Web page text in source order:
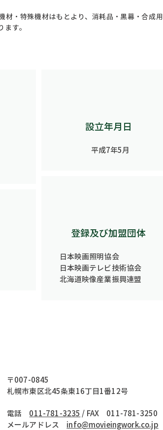
・特殊機材はもとより、消耗品・黒幕・合成用
す。
設立年月日
平成7年5月
登録及び加盟団体
日本映画照明協会
日本映画テレビ技術協会
北海道映像産業振興連盟
〒007-0845
札幌市東区北45条東16丁目1番12号
電話 011-781-3235 / FAX 011-781-3250
​メールアドレス info@movieingwork.co.jp